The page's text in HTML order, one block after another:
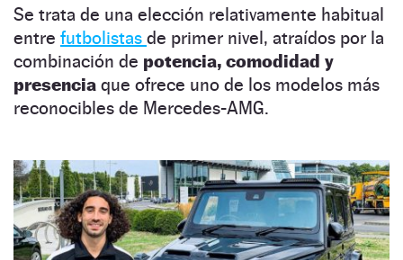
Se trata de una elección relativamente habitual
entre futbolistas de primer nivel, atraídos por la
combinación de potencia, comodidad y
presencia que ofrece uno de los modelos más
reconocibles de Mercedes-AMG.